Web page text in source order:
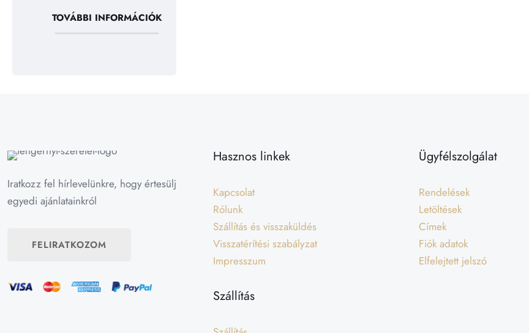
TOVÁBBI INFORMÁCIÓK
Iratkozz fel hírlevelünkre, hogy értesülj
egyedi ajánlatainkról
FELIRATKOZOM
Hasznos linkek
Kapcsolat
Rólunk
Szállítás és visszaküldés
Visszatérítési szabályzat
Impresszum
Szállítás
Ügyfélszolgálat
Rendelések
Letöltések
Címek
Fiók adatok
Elfelejtett jelszó